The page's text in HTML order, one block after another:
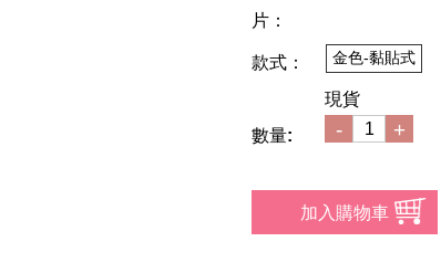
片：
款式： 金色-黏貼式
現貨
數量:
- +